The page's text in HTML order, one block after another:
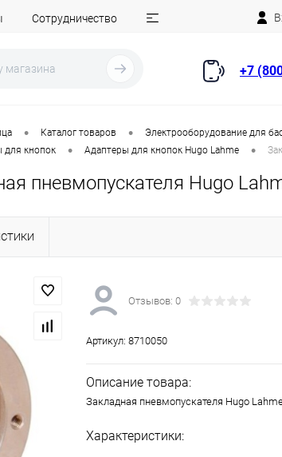
Сотрудничество
+7
• Каталог товаров • Электрооборудование для
для кнопок • Адаптеры для кнопок Hugo Lahme •
пневмопускателя Hugo
Отзывов: 0
Артикул: 8710050
Описание товара:
Закладная пневмопускателя Hugo
Характеристики: